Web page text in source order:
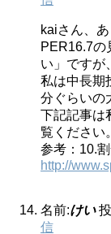
kaiさん、
PER16.7の
い」ですが
私は中長期
分ぐらいの
下記記事は
覧ください。
参考：10.
http://
名前:けい
信